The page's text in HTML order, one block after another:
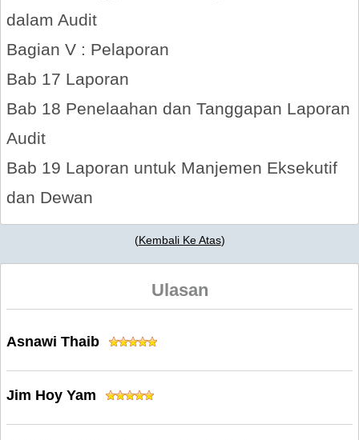
dalam Audit
Bagian V : Pelaporan
Bab 17 Laporan
Bab 18 Penelaahan dan Tanggapan Laporan
Audit
Bab 19 Laporan untuk Manjemen Eksekutif
dan Dewan
(Kembali Ke Atas)
Ulasan
Asnawi Thaib
Jim Hoy Yam